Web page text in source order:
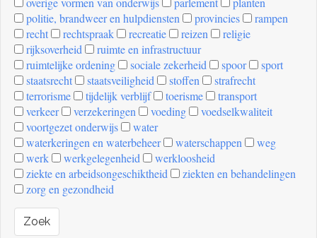
politie, brandweer en hulpdiensten
provincies
rampen
recht
rechtspraak recreatie reizen
religie
rijksoverheid
ruimte en infrastructuur
ruimtelijke ordening
sociale zekerheid spoor
sport
staatsrecht
staatsveiligheid stoffen
strafrecht
terrorisme
tijdelijk verblijf toerisme
transport
verkeer
verzekeringen voeding
voedselkwaliteit
voortgezet onderwijs
water
waterkeringen en waterbeheer
waterschappen
weg
werk
werkgelegenheid
werkloosheid
ziekte en arbeidsongeschiktheid
ziekten en behandelingen
zorg en gezondheid
Zoek